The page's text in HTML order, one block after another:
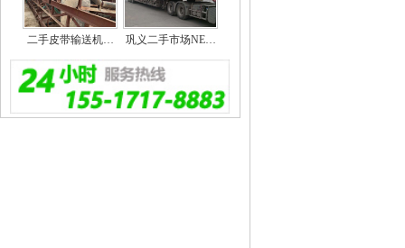
二手皮带输送机… 巩义二手市场NE…